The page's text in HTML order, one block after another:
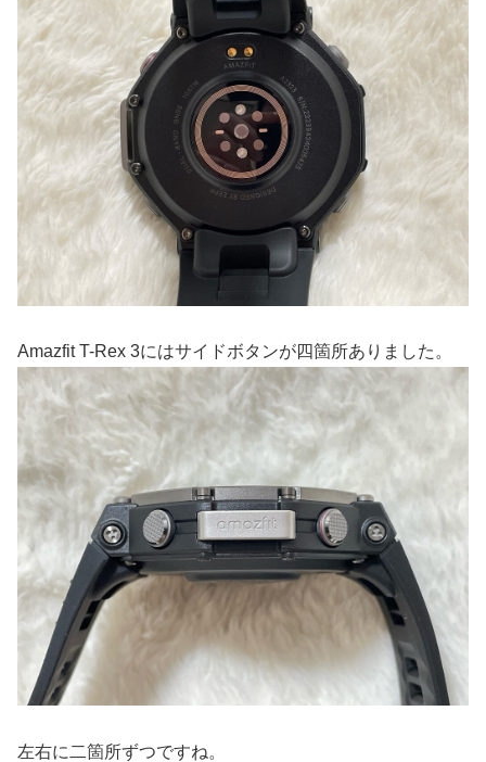
Amazfit T-Rex 3にはサイドボタンが四箇所ありました。
左右に二箇所ずつですね。